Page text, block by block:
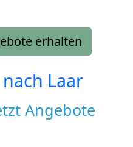
erhalten
Laar
Angebote